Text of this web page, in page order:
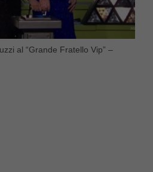
al “Grande Fratello Vip” –